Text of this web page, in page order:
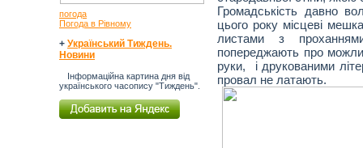
погода
Погода в Рівному
+ Український Тиждень.
Новини
Інформаційна картина дня від
українського часопису "Тиждень".
Громадськість давно
цього року місцеві
листами з
попереджають про
руки, і друкованими
провал не латають.